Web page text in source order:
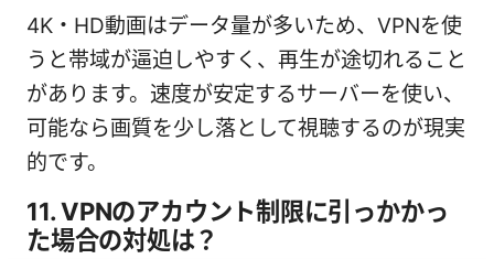
4K・HD動画はデータ量が多いため、VPNを使
うと帯域が逼迫しやすく、再生が途切れること
があります。速度が安定するサーバーを使い、
可能なら画質を少し落として視聴するのが現実
的です。
11. VPNのアカウント制限に引っかかっ
た場合の対処は？